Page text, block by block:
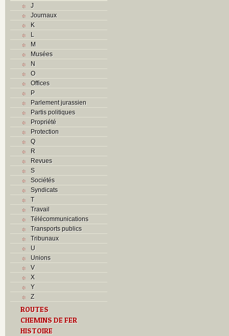
J
Journaux
K
L
M
Musées
N
O
Offices
P
Parlement jurassien
Partis politiques
Propriété
Protection
Q
R
Revues
S
Sociétés
Syndicats
T
Travail
Télécommunications
Transports publics
Tribunaux
U
Unions
V
X
Y
Z
ROUTES
CHEMINS DE FER
HISTOIRE